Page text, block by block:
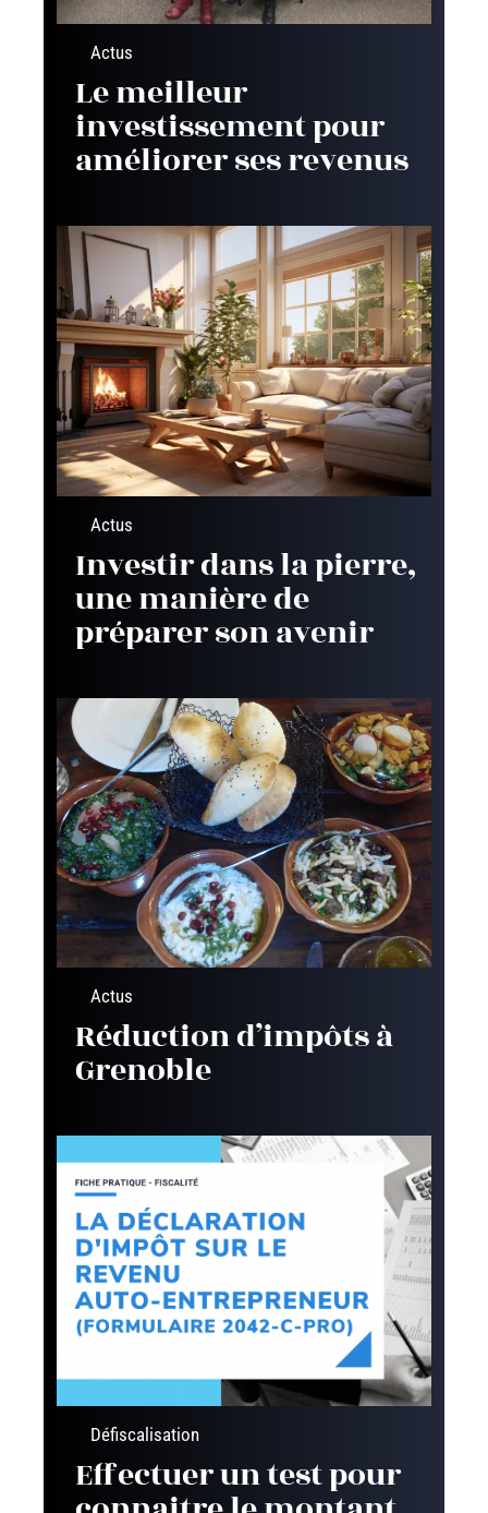
Actus
Le meilleur
investissement pour
améliorer ses revenus
Actus
Investir dans la pierre,
une manière de
préparer son avenir
Actus
Réduction d’impôts à
Grenoble
Défiscalisation
Effectuer un test pour